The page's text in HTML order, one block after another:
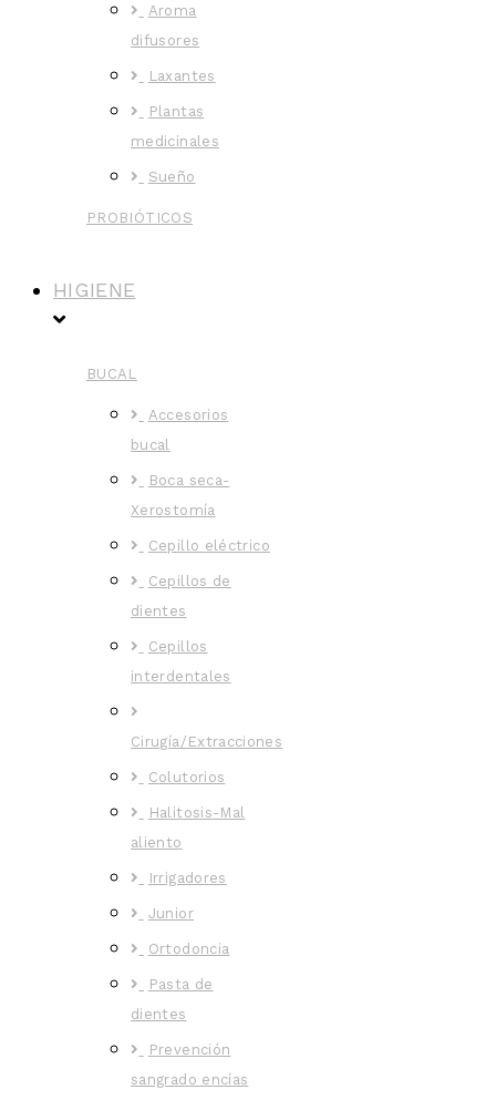
Aroma
difusores
Laxantes
Plantas
medicinales
Sueño
PROBIÓTICOS
HIGIENE
BUCAL
Accesorios
bucal
Boca seca-
Xerostomía
Cepillo eléctrico
Cepillos de
dientes
Cepillos
interdentales
Cirugía/Extracciones
Colutorios
Halitosis-Mal
aliento
Irrigadores
Junior
Ortodoncia
Pasta de
dientes
Prevención
sangrado encías